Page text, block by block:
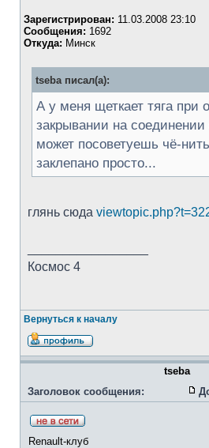
Зарегистрирован: 11.03.2008 23:10
Сообщения: 1692
Откуда: Минск
tseba писал(а):
А у меня щеткает тяга при
закрывании на соединении
может посоветуешь чё-
заклепано просто...
глянь сюда
Космос 4
Вернуться к началу
tseba
Заголовок сообщения:
Renault-клуб